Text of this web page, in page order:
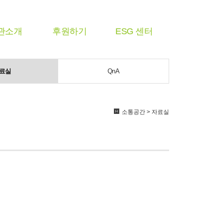
소개 후원하기 ESG 센터
실 QnA
소통공간 > 자료실